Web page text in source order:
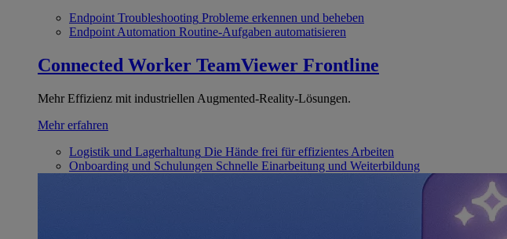
Endpoint Troubleshooting Probleme erkennen und beheben
Endpoint Automation Routine-Aufgaben automatisieren
Connected Worker TeamViewer Frontline
Mehr Effizienz mit industriellen Augmented-Reality-Lösungen.
Mehr erfahren
Logistik und Lagerhaltung Die Hände frei für effizientes Arbeiten
Onboarding und Schulungen Schnelle Einarbeitung und Weiterbildung